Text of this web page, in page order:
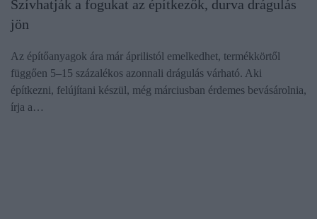
Szívhatják a fogukat az építkezők, durva drágulás
jön
Az építőanyagok ára már áprilistól emelkedhet, termékkörtől
függően 5–15 százalékos azonnali drágulás várható. Aki
építkezni, felújítani készül, még márciusban érdemes bevásárolnia,
írja a…